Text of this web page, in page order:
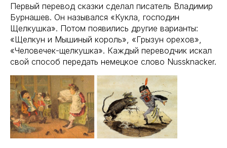
Первый перевод сказки сделал писатель Владимир
Бурнашев. Он назывался «Кукла, господин
Щелкушка». Потом появились другие варианты:
«Щелкун и Мышиный король», «Грызун орехов»,
«Человечек-щелкушка». Каждый переводчик искал
свой способ передать немецкое слово Nussknacker.